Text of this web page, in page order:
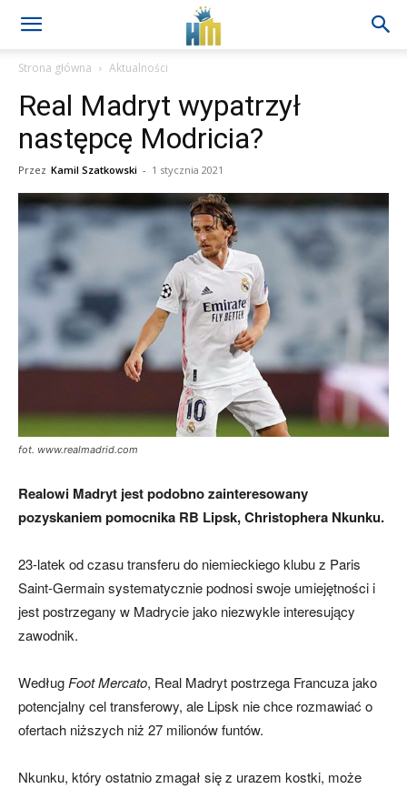
Strona główna Aktualności
Real Madryt wypatrzył
następcę Modricia?
Przez Kamil Szatkowski - 1 stycznia 2021
fot. www.realmadrid.com
Realowi Madryt jest podobno zainteresowany
pozyskaniem pomocnika RB Lipsk, Christophera Nkunku.
23-latek od czasu transferu do niemieckiego klubu z Paris
Saint-Germain systematycznie podnosi swoje umiejętności i
jest postrzegany w Madrycie jako niezwykle interesujący
zawodnik.
Według Foot Mercato, Real Madryt postrzega Francuza jako
potencjalny cel transferowy, ale Lipsk nie chce rozmawiać o
ofertach niższych niż 27 milionów funtów.
Nkunku, który ostatnio zmagał się z urazem kostki, może